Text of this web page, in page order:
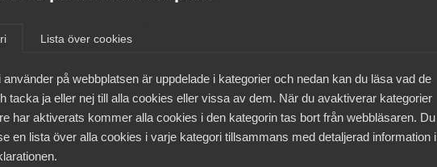
Lista över cookies
på webbplatsen är uppdelade i kategorier och nedan kan du läsa vad de
tacka ja eller nej till alla cookies eller vissa av dem. När du avaktiverar kategorier
har aktiverats kommer alla cookies i den kategorin tas bort från webbläsaren. Du
en lista över alla cookies i varje kategori tillsammans med detaljerad information i
som PostNord, Swedavia, Citymail, Menzies, Bring
till 31 juli 2025.
för både företag och medarbetare. Att erbjuda attraktiva